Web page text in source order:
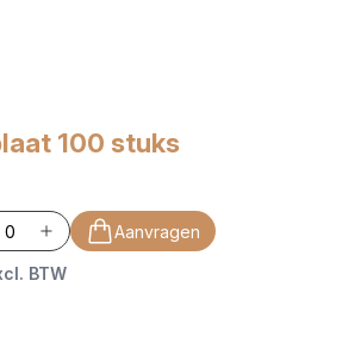
100 stuks
Aanvragen
BTW